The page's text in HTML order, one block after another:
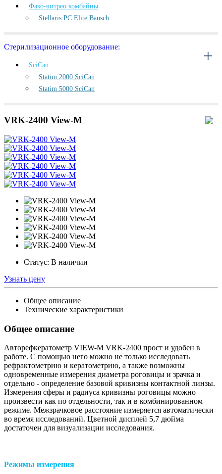
Фако-витрео комбайны
Stellaris PC Elite Bausch
Стерилизационное оборудование:
SciCan
Statim 2000 SciCan
Statim 5000 SciCan
VRK-2400 View-M
Статус: В наличии
Узнать цену
Общее описание
Технические характеристики
Общее описание
Авторефкератометр VIEW-M VRK-2400 прост и удобен в
работе. C помощью него можно не только исследовать
рефрактометрию и кератометрию, а также возможны
одновременные измерения диаметра роговицы и зрачка и
отдельно - определение базовой кривизны контактной линзы.
Измерения сферы и радиуса кривизны роговицы можно
произвести как по отдельности, так и в комбинированном
режиме. Межзрачковое расстояние измеряется автоматически
во время исследований. Цветной дисплей 5,7 дюйма
достаточен для визуализации исследования.
Режимы измерения